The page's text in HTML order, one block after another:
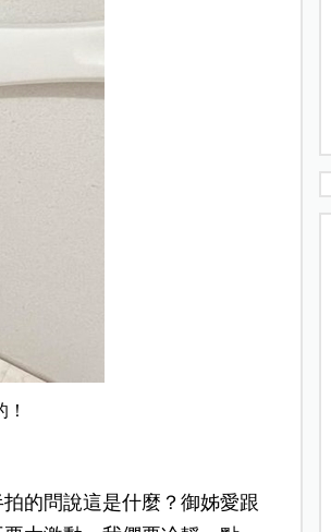
的問說這是什麼？御姊愛跟